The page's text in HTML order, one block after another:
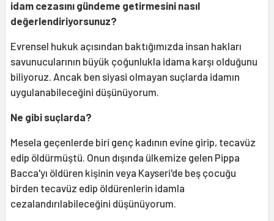
idam cezasını gündeme getirmesini nasıl
değerlendiriyorsunuz?
Evrensel hukuk açısından baktığımızda insan hakları
savunucularının büyük çoğunlukla idama karşı olduğunu
biliyoruz. Ancak ben siyasi olmayan suçlarda idamın
uygulanabileceğini düşünüyorum.
Ne gibi suçlarda?
Mesela geçenlerde biri genç kadının evine girip, tecavüz
edip öldürmüştü. Onun dışında ülkemize gelen Pippa
Bacca'yı öldüren kişinin veya Kayseri'de beş çocuğu
birden tecavüz edip öldürenlerin idamla
cezalandırılabileceğini düşünüyorum.